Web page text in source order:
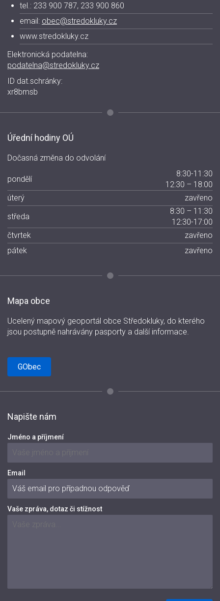
tel.: 233 900 787, 233 900 860
email: obec@stredokluky.cz
www.stredokluky.cz
Elektronická podatelna:
podatelna@stredokluky.cz
ID dat.schránky:
xr8bmsb
Úřední hodiny OÚ
Dočasná změna do odvolání
pondělí
8:30-11:30
12:30 – 18:00
úterý
zavřeno
středa
8:30 – 11:30
12:30-17:00
čtvrtek
zavřeno
pátek
zavřeno
Mapa obce
Ucelený mapový geoportál obce Středokluky, do kterého
jsou postupně nahrávány pasporty a další informace.
GObec
Napište nám
Jméno a příjmení
Email
Vaše zpráva, dotaz či stížnost